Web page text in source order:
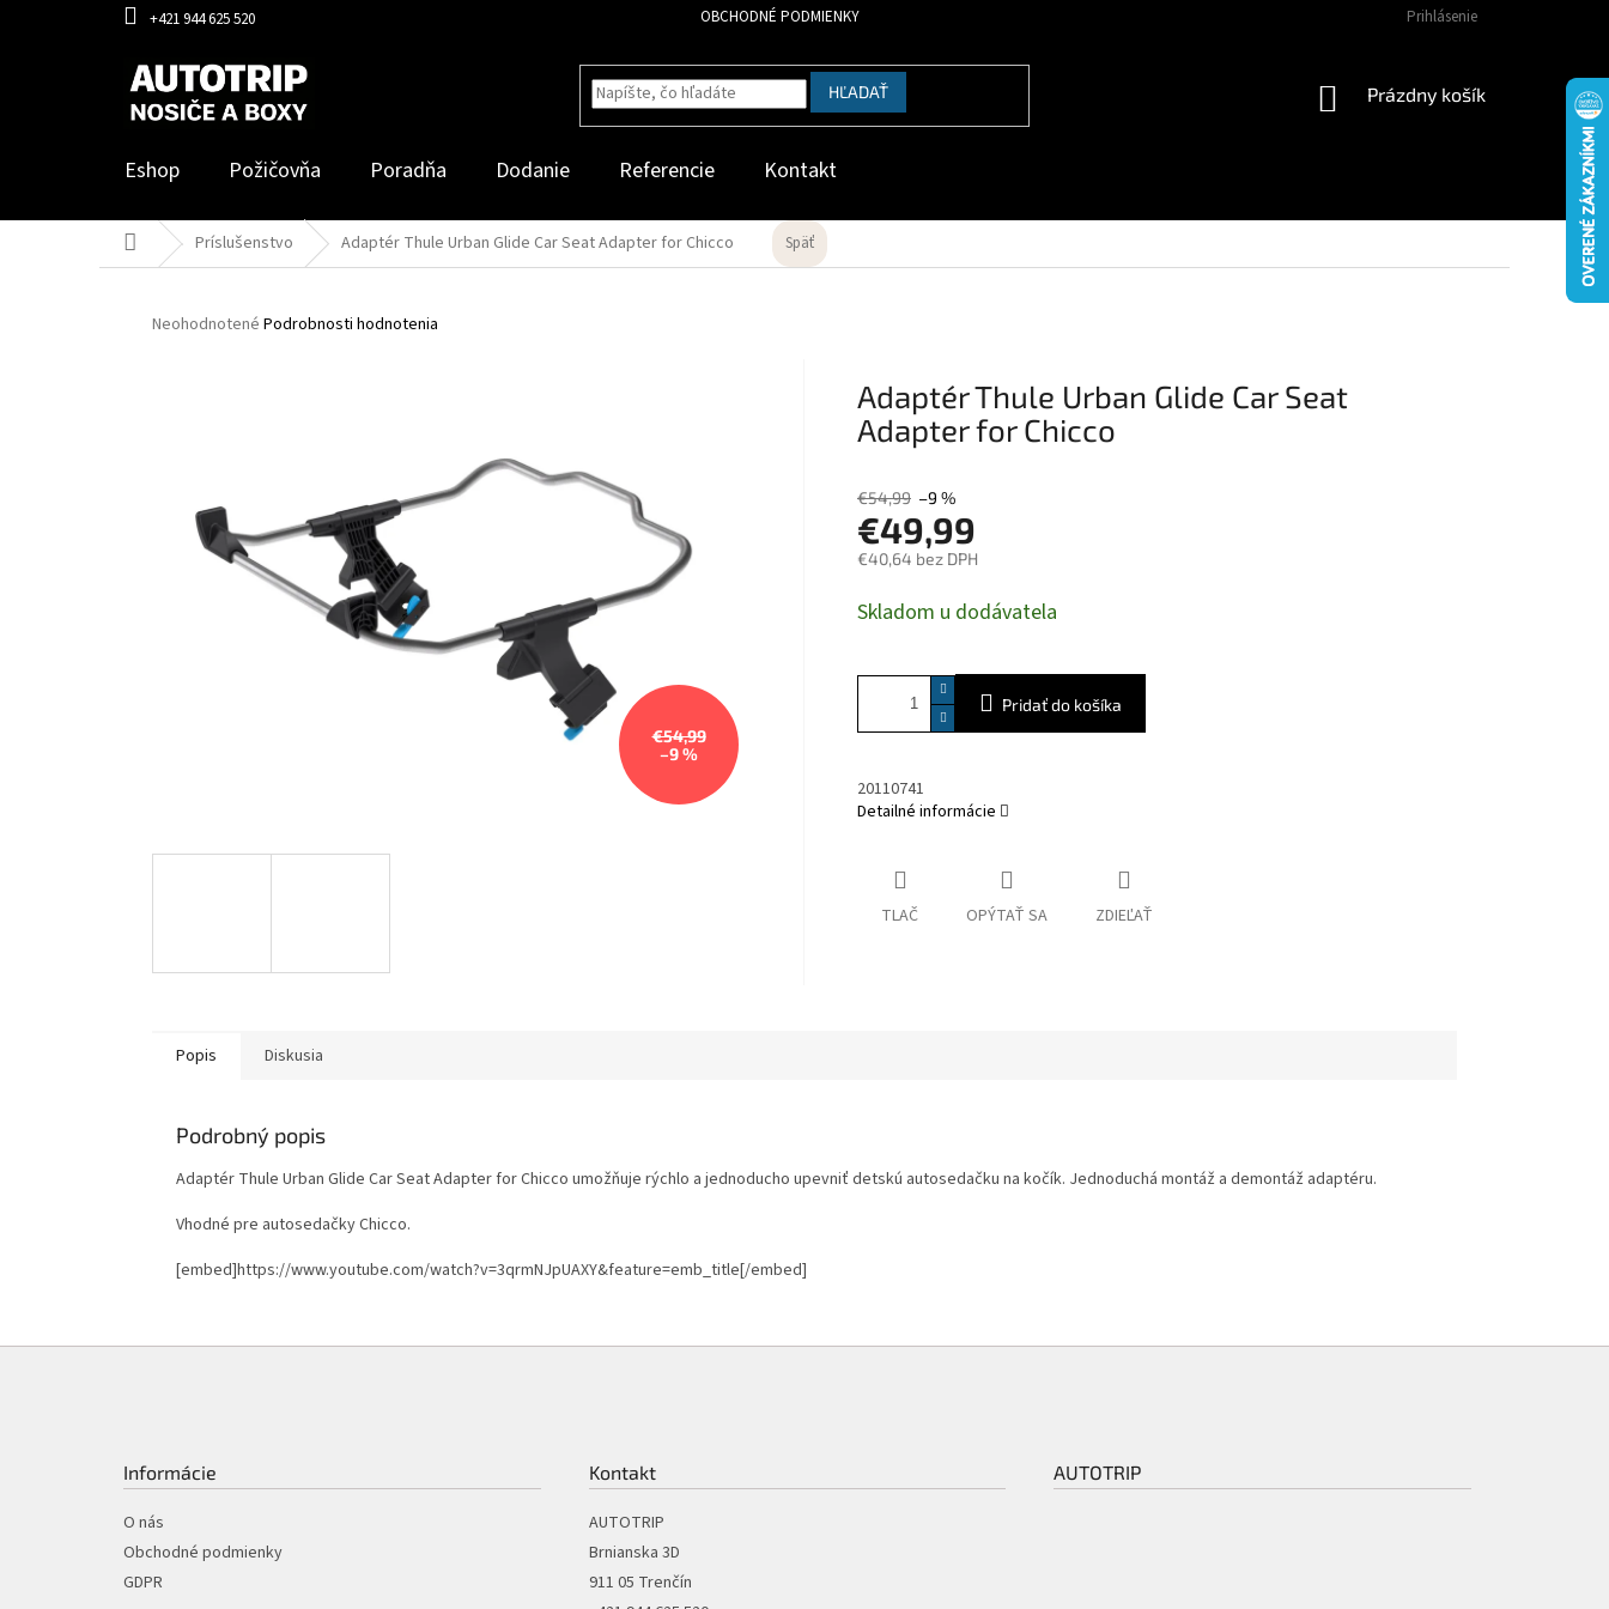
+421 944 625 520 OBCHODNÉ PODMIENKY Prihlásenie
HĽADAŤ
NÁKUPNÝ
Prázdny košík
Eshop Požičovňa Poradňa Dodanie Referencie Kontakt
DomovPríslušenstvo Adaptér Thule Urban Glide Car Seat Adapter for Chicco Späť
Priemerné
Neohodnotené Podrobnosti hodnotenia
€54,99
–9 %
Adaptér Thule Urban Glide Car Seat
Adapter for Chicco
€54,99 –9 %
€49,99
€40,64 bez DPH
cena:
Skladom u dodávatela
Pridať do košíka
20110741
Detailné informácie
TLAČ OPÝTAŤ SA ZDIEĽAŤ
Popis Diskusia
Podrobný popis
Adaptér Thule Urban Glide Car Seat Adapter for Chicco umožňuje rýchlo a jednoducho upevniť detskú autosedačku na kočík. Jednoduchá montáž a demontáž adaptéru.
Vhodné pre autosedačky Chicco.
[embed]https://www.youtube.com/watch?v=3qrmNJpUAXY&feature=emb_title[/embed]
Informácie
O nás
Obchodné podmienky
GDPR
Kontakt
AUTOTRIP
Brnianska 3D
911 05 Trenčín
AUTOTRIP